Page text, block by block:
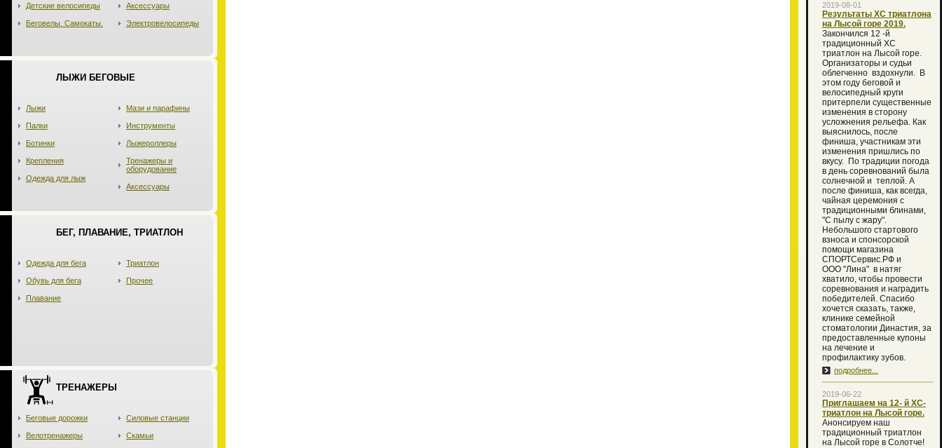
2019-08-01
Результаты ХС триатлона
на Лысой горе 2019.
Закончился 12 -й
традиционный XC
триатлон на Лысой горе.
Организаторы и судьи
облегченно вздохнули. В
этом году беговой и
велосипедный круги
притерпели существенные
изменения в сторону
усложнения рельефа. Как
выяснилось, после
финиша, участникам эти
изменения пришлись по
вкусу. По традиции погода
в день соревнований была
солнечной и теплой. А
после финиша, как всегда,
чайная церемония с
традиционными блинами,
"С пылу с жару".
Небольшого стартового
взноса и спонсорской
помощи магазина
СПОРТСервис.РФ и
ООО "Лина" в натяг
хватило, чтобы провести
соревнования и наградить
победителей. Спасибо
хочется сказать, также,
клинике семейной
стоматологии Династия, за
предоставленные купоны
на лечение и
профилактику зубов.
подробнее...
2019-06-22
Приглашаем на 12- й XC-
триатлон на Лысой горе.
Анонсируем наш
традиционный триатлон
на Лысой горе в Солотче!
Детские велосипеды
Беговелы. Самокаты.
Аксессуары
Электровелосипеды
ЛЫЖИ БЕГОВЫЕ
Лыжи
Палки
Ботинки
Крепления
Одежда для лыж
Мази и парафины
Инструменты
Лыжероллеры
Тренажеры и
оборудование
Аксессуары
БЕГ, ПЛАВАНИЕ, ТРИАТЛОН
Одежда для бега
Обувь для бега
Плавание
Триатлон
Прочее
ТРЕНАЖЕРЫ
Беговые дорожки
Велотренажеры
Силовые станции
Скамьи